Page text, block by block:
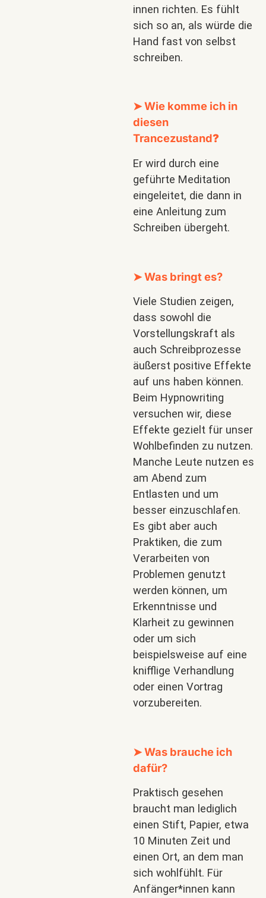
innen richten. Es fühlt
sich so an, als würde die
Hand fast von selbst
schreiben.
➤ Wie komme ich in
diesen
Trancezustand?
Er wird durch eine
geführte Meditation
eingeleitet, die dann in
eine Anleitung zum
Schreiben übergeht.
➤ Was bringt es?
Viele Studien zeigen,
dass sowohl die
Vorstellungskraft als
auch Schreibprozesse
äußerst positive Effekte
auf uns haben können.
Beim Hypnowriting
versuchen wir, diese
Effekte gezielt für unser
Wohlbefinden zu nutzen.
Manche Leute nutzen es
am Abend zum
Entlasten und um
besser einzuschlafen.
Es gibt aber auch
Praktiken, die zum
Verarbeiten von
Problemen genutzt
werden können, um
Erkenntnisse und
Klarheit zu gewinnen
oder um sich
beispielsweise auf eine
knifflige Verhandlung
oder einen Vortrag
vorzubereiten.
➤ Was brauche ich
dafür?
Praktisch gesehen
braucht man lediglich
einen Stift, Papier, etwa
10 Minuten Zeit und
einen Ort, an dem man
sich wohlfühlt. Für
Anfänger*innen kann